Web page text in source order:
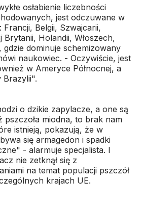
osłabienie liczebności
jest odczuwane w
Francji, Belgii, Szwajcarii,
Brytanii, Holandii, Włoszech,
gdzie dominuje schemizowany
naukowiec. - Oczywiście, jest
w Ameryce Północnej, a
Brazylii".
o dzikie zapylacze, a one są
pszczoła miodna, to brak nam
istnieją, pokazują, że w
się armagedon i spadki
- alarmuje specjalista. I
nie zetknął się z
na temat populacji pszczół
krajach UE.